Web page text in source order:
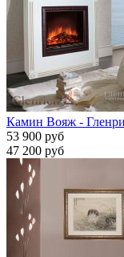
Камин Вояж -
53 900 руб
47 200 руб